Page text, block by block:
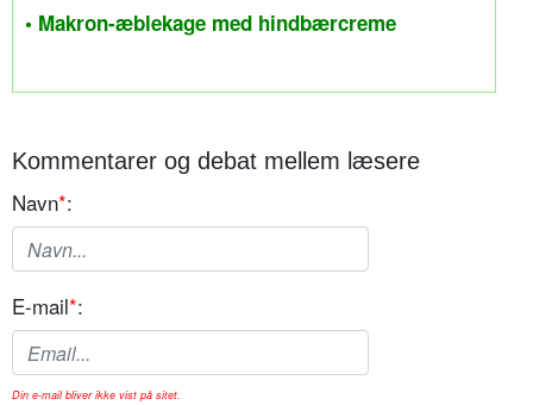
• Makron-æblekage med hindbærcreme
Kommentarer og debat mellem læsere
Navn*:
E-mail*:
Din e-mail bliver ikke vist på sitet.